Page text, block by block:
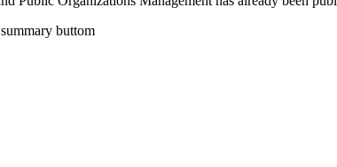
buttom